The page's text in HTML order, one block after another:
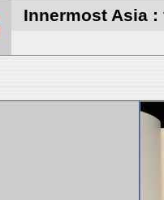
Innermost Asia :